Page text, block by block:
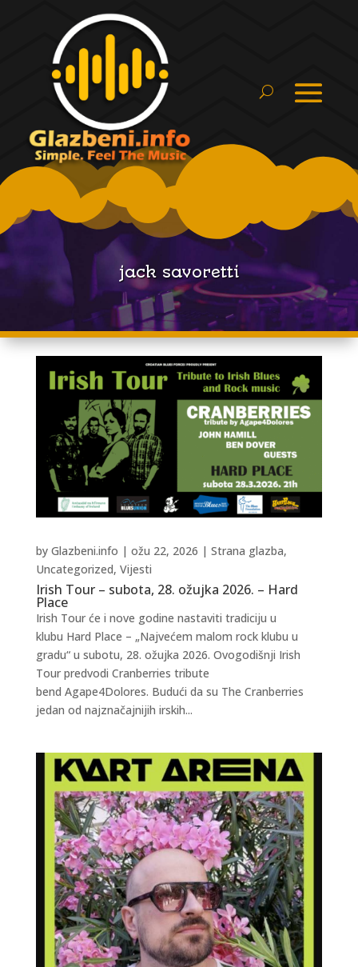
jack savoretti
Irish Tour – subota, 28. ožujka 2026. – Hard
Place
by Glazbeni.info | ožu 22, 2026 | Strana glazba,
Uncategorized, Vijesti
Irish Tour će i nove godine nastaviti tradiciju u
klubu Hard Place – „Najvećem malom rock klubu u
gradu“ u subotu, 28. ožujka 2026. Ovogodišnji Irish
Tour predvodi Cranberries tribute
bend Agape4Dolores. Budući da su The Cranberries
jedan od najznačajnijih irskih...